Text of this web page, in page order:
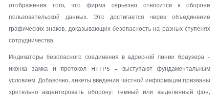
отображения того, что фирма серьезно относится к обороне
пользовательской данных. Это достигается через объединение
графических знаков, доказывающих безопасность на разных ступенях
сотрудничества.
Индикаторы безопасного соединения в адресной линии браузера –
иконка замка и протокол HTTPS – выступают фундаментальным
условием. Добавочно, анкеты введения частной информации призваны
зрительно акцентировать оборону: темный или выделенный фон,